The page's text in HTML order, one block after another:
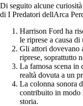
Di seguito alcune
di I Predatori dellArca
Harrison Ford ha
le riprese a causa
Gli attori dovevano
riprese, soprattutto
La famosa scena in
realtà dovuta a un
La colonna sonora
contribuito in modo
storia.